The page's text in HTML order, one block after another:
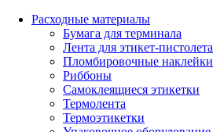
Расходные материалы
Бумага для терминала
Лента для этикет-пистолета
Пломбировочные наклейки
Риббоны
Самоклеящиеся этикетки
Термолента
Термоэтикетки